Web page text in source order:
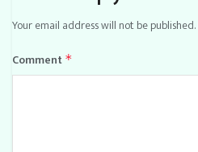
Your email address will not be published.
Comment *